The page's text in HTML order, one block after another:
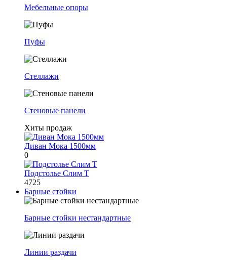
Мебельные опоры
Пуфы
Стеллажи
Стеновые панели
Хиты продаж
Диван Мока 1500мм
0
Подстолье Слим Т
4725
Барные стойки
Барные стойки нестандартные
Линии раздачи